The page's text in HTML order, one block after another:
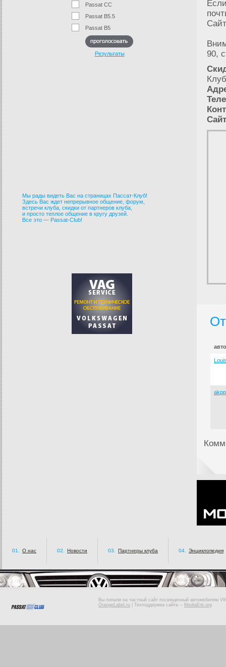
Passat CC
Passat B5.5
Passat B5
Результаты
Мы рады видеть Вас на страницах Пассат-Клуб!
Здесь Вас ждет непрерывное общение, форум,
встречи клуба, скидки от партнеров клуба,
и просто теплое общение в кругу друзей.
Все это — Passat-Club!
90,
01. О нас 02. Новости 03. Партнеры клуба 04. Энциклопедия
Вы попали на частный сайт посвященный автомобилям
OrangeLabel.ru
Техподдержка сайта -- MediaEnt.org